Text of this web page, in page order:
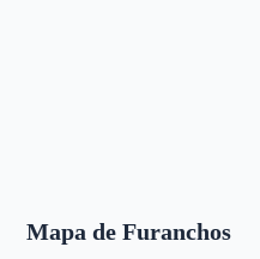
Mapa de Furanchos